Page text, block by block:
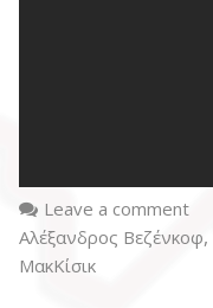
Leave a comment
Αλέξανδρος Βεζένκοφ,
ΜακΚίσικ